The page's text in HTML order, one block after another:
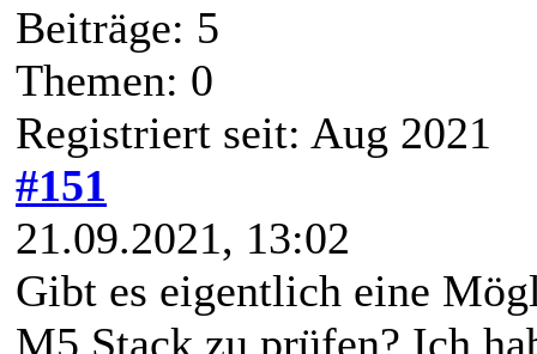
Beiträge: 5
Themen: 0
Registriert seit: Aug 2021
#151
21.09.2021, 13:02
Gibt es eigentlich eine
M5 Stack zu prüfen? Ich